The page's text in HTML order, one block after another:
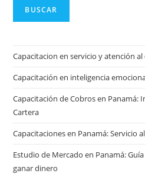
BUSCAR
Capacitacion en servicio y atención
Capacitación en inteligencia
Capacitación de Cobros en Panamá:
Cartera
Capacitaciones en Panamá: Servicio
Estudio de Mercado en Panamá:
ganar dinero